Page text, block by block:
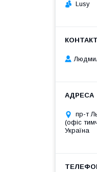
Lusy
пр-т
(офіс
Україна